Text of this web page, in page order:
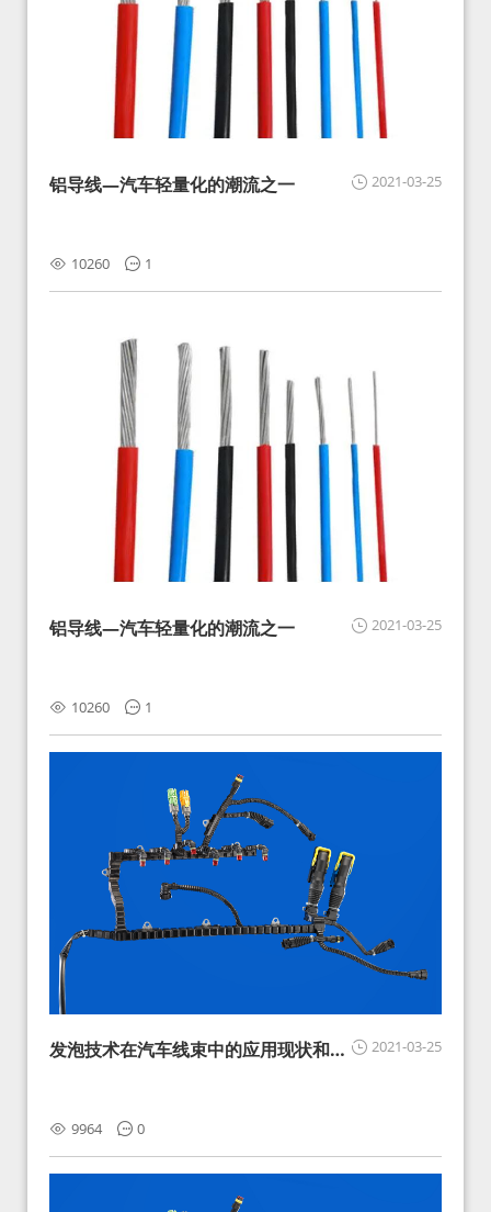
2021-03-25
铝导线—汽车轻量化的潮流之一
10260 1
2021-03-25
铝导线—汽车轻量化的潮流之一
10260 1
2021-03-25
发泡技术在汽车线束中的应用现状和展
9964 0